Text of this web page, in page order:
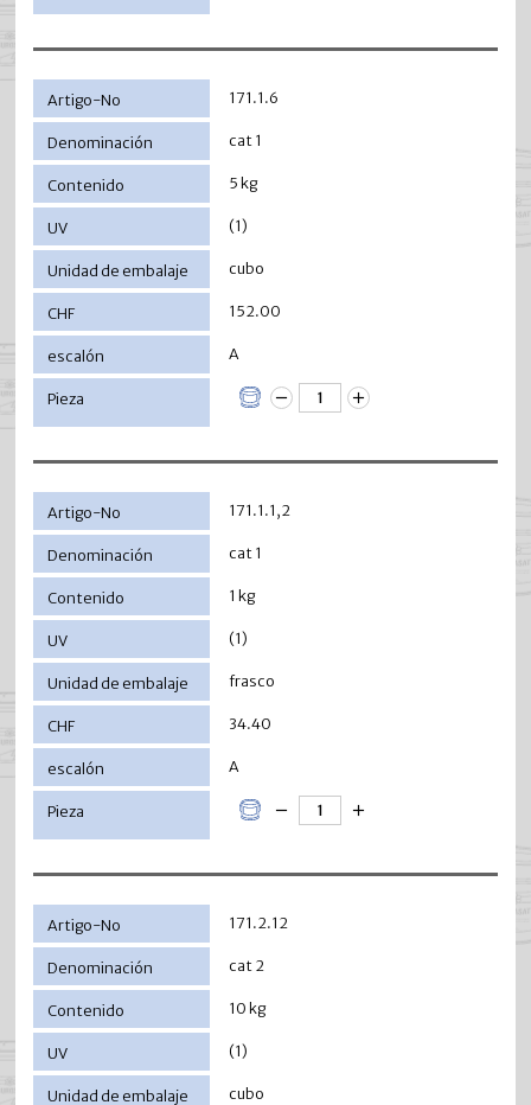
171.1.6
cat 1
5 kg
(1)
cubo
152.00
A
171.1.1,2
cat 1
1 kg
(1)
frasco
34.40
A
171.2.12
cat 2
10 kg
(1)
cubo